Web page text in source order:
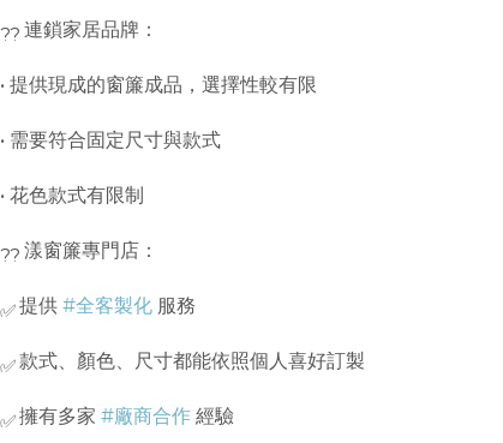
連鎖家居品牌：
• 提供現成的窗簾成品，選擇性較有限
• 需要符合固定尺寸與款式
• 花色款式有限制
漾窗簾專門店：
提供 #全客製化 服務
款式、顏色、尺寸都能依照個人喜好訂製
擁有多家 #廠商合作 經驗